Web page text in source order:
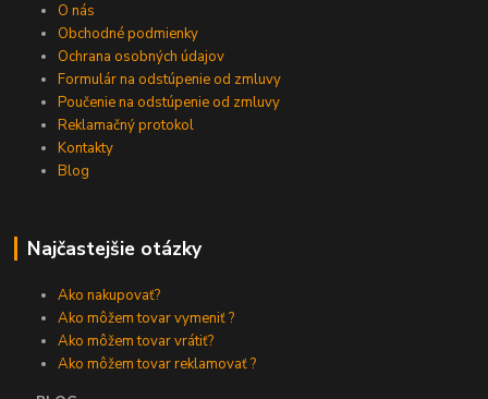
O nás
Obchodné podmienky
Ochrana osobných údajov
Formulár na odstúpenie od zmluvy
Poučenie na odstúpenie od zmluvy
Reklamačný protokol
Kontakty
Blog
Najčastejšie otázky
Ako nakupovať?
Ako môžem tovar vymeniť ?
Ako môžem tovar vrátiť?
Ako môžem tovar reklamovať ?